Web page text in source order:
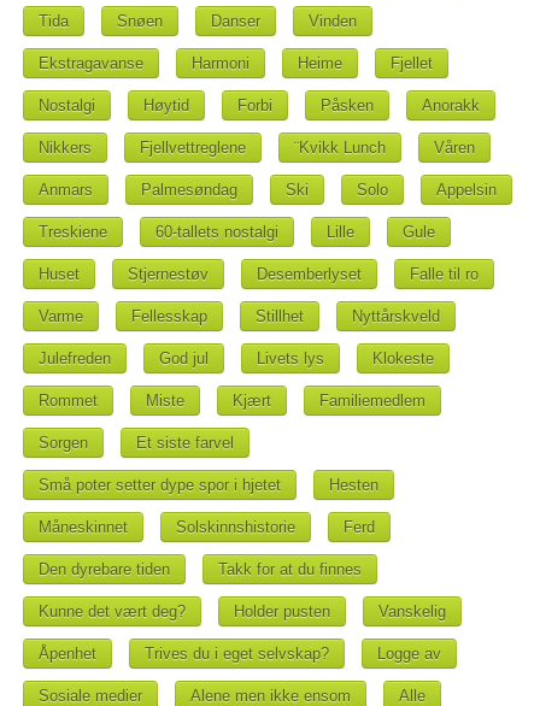
Tida Snøen Danser Vinden
Ekstragavanse Harmoni Heime Fjellet
Nostalgi Høytid Forbi Påsken Anorakk
Nikkers Fjellvettreglene ¨Kvikk Lunch Våren
Anmars Palmesøndag Ski Solo Appelsin
Treskiene 60-tallets nostalgi Lille Gule
Huset Stjernestøv Desemberlyset Falle til ro
Varme Fellesskap Stillhet Nyttårskveld
Julefreden God jul Livets lys Klokeste
Rommet Miste Kjært Familiemedlem
Sorgen Et siste farvel
Små poter setter dype spor i hjetet Hesten
Måneskinnet Solskinnshistorie Ferd
Den dyrebare tiden Takk for at du finnes
Kunne det vært deg? Holder pusten Vanskelig
Åpenhet Trives du i eget selvskap? Logge av
Sosiale medier Alene men ikke ensom Alle